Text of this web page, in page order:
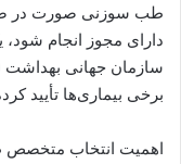
طب سوزنی صورت در
دارای مجوز انجام
برخی بیماری‌ها تأیید
اهمیت انتخاب